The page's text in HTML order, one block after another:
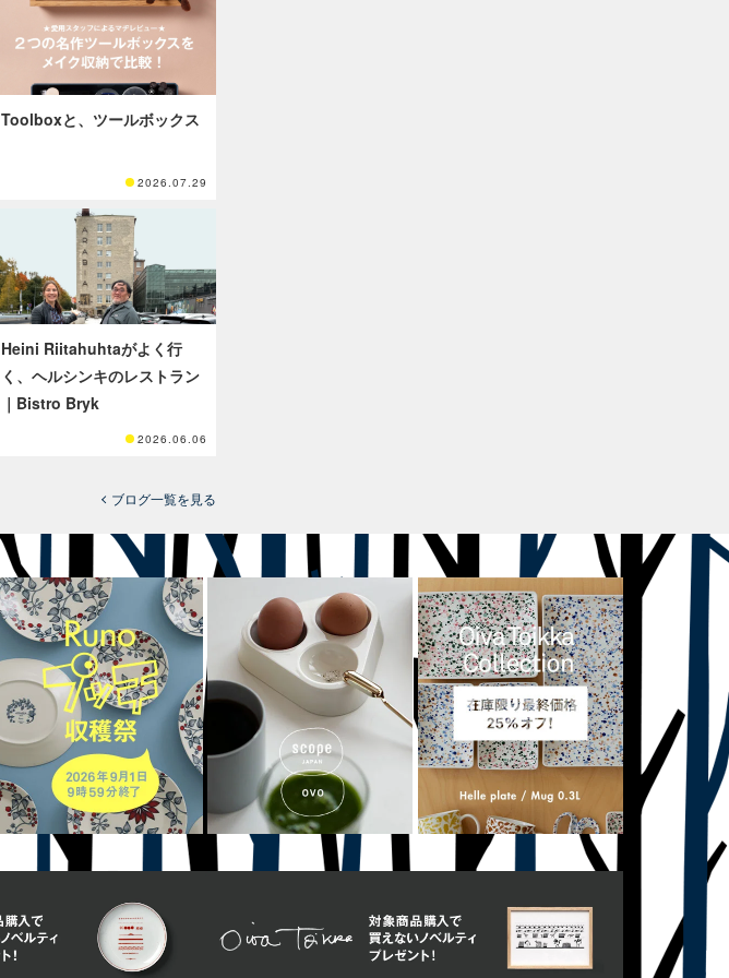
Toolboxと、ツールボックス
2026.07.29
Heini Riitahuhtaがよく行
く、ヘルシンキのレストラン
｜Bistro Bryk
2026.06.06
ブログ一覧を見る